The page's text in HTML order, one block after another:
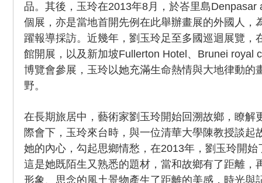
品。其後，玉玲在2013年8月，於峇里島Denpasar
個展，亦是當地首開先例在此舉辦畫展的外國人，
躍報導採訪。近幾年，劉玉玲足至多國巡迴展覽，
館開展，以及新加坡Fullerton Hotel、Brunei royal
博覽會參展，玉玲以她充滿生命熱情與大地律動的
野。
在長期旅居中，藝術家劉玉玲開始回溯故鄉，瞭解
際會下，玉玲來台時，與一位清華大學陳教授談起
她的內心，勾起思鄉情愁，在2013年，劉玉玲開
這是她既陌生又熟悉的題材，當和故鄉有了距離，
形象、思念的風土景物產生了距離的美感，時光與